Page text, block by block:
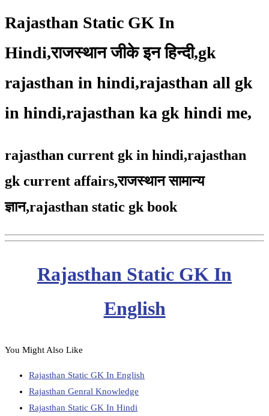
Rajasthan Static GK In
Hindi,राजस्थान जीके इन हिन्दी,gk
rajasthan in hindi,rajasthan all gk
in hindi,rajasthan ka gk hindi me,
rajasthan current gk in hindi,rajasthan
gk current affairs,राजस्थान सामान्य
ज्ञान,rajasthan static gk book
Rajasthan Static GK In
English
You Might Also Like
Rajasthan Static GK In English
Rajasthan Genral Knowledge
Rajasthan Static GK In Hindi